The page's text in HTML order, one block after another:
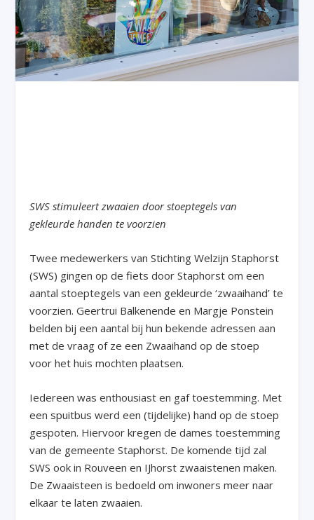
SWS stimuleert zwaaien door stoeptegels van
gekleurde handen te voorzien
Twee medewerkers van Stichting Welzijn Staphorst
(SWS) gingen op de fiets door Staphorst om een
aantal stoeptegels van een gekleurde ‘zwaaihand’ te
voorzien. Geertrui Balkenende en Margje Ponstein
belden bij een aantal bij hun bekende adressen aan
met de vraag of ze een Zwaaihand op de stoep
voor het huis mochten plaatsen.
Iedereen was enthousiast en gaf toestemming. Met
een spuitbus werd een (tijdelijke) hand op de stoep
gespoten. Hiervoor kregen de dames toestemming
van de gemeente Staphorst. De komende tijd zal
SWS ook in Rouveen en IJhorst zwaaistenen maken.
De Zwaaisteen is bedoeld om inwoners meer naar
elkaar te laten zwaaien.